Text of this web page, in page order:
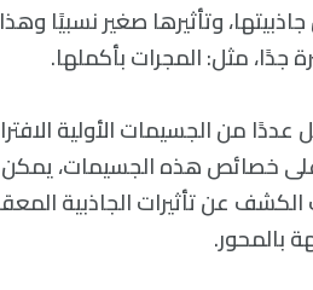
وتأثيرها صغير نسبيًا
جدًا، مثل: المجرات بأكملها.
عددًا من الجسيمات الأولية
على خصائص هذه الجسيمات،
عن تأثيرات الجاذبية
بالمحور.